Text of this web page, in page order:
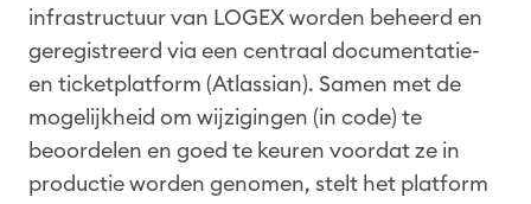
infrastructuur van LOGEX worden beheerd en
geregistreerd via een centraal documentatie-
en ticketplatform (Atlassian). Samen met de
mogelijkheid om wijzigingen (in code) te
beoordelen en goed te keuren voordat ze in
productie worden genomen, stelt het platform